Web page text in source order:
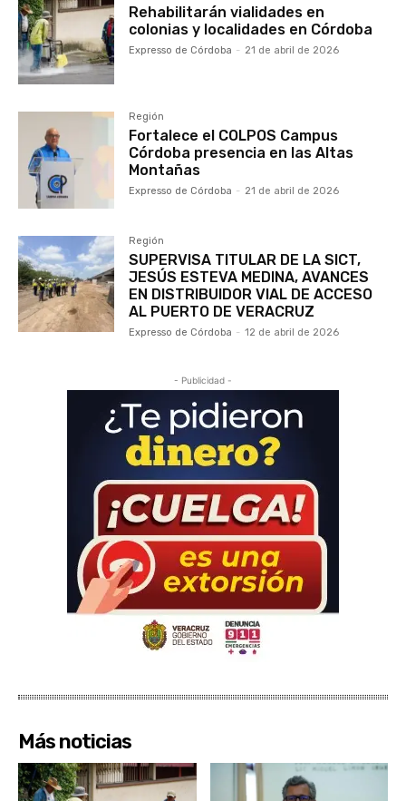
Rehabilitarán vialidades en
colonias y localidades en Córdoba
Expresso de Córdoba - 21 de abril de 2026
Región
Fortalece el COLPOS Campus
Córdoba presencia en las Altas
Montañas
Expresso de Córdoba - 21 de abril de 2026
Región
SUPERVISA TITULAR DE LA SICT,
JESÚS ESTEVA MEDINA, AVANCES
EN DISTRIBUIDOR VIAL DE ACCESO
AL PUERTO DE VERACRUZ
Expresso de Córdoba - 12 de abril de 2026
- Publicidad -
Más noticias